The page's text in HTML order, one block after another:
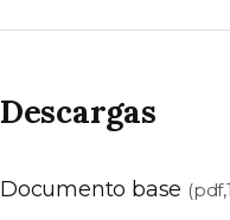
Descargas
Documento base